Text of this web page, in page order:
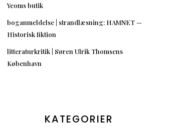
Yeoms butik
boganmeldelse | strandlæsning: HAMNET —
Historisk fiktion
litteraturkritik | Søren Ulrik Thomsens
København
KATEGORIER